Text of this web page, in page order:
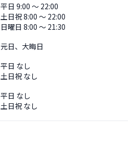
平日 9:00 〜 22:00
土日祝8:00 〜 22:00
日曜日 8:00 〜 21:30
元日、大晦日
平日 なし
土日祝 なし
平日 なし
土日祝 なし